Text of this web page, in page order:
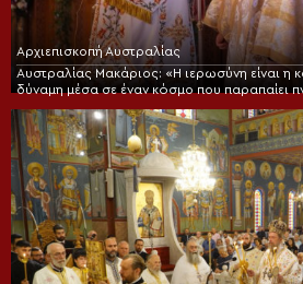
Αρχιεπισκοπή Αυστραλίας
Αυστραλίας Μακάριος: «Η ιερωσύνη είναι η
δύναμη μέσα σε έναν κόσμο που παραπαίει